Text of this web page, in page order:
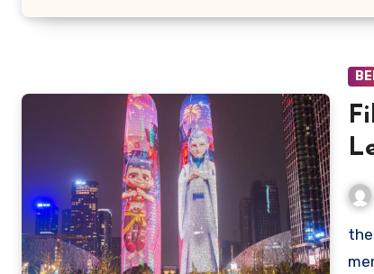
thedatatrust – Film animasi Tiongkok yang telah